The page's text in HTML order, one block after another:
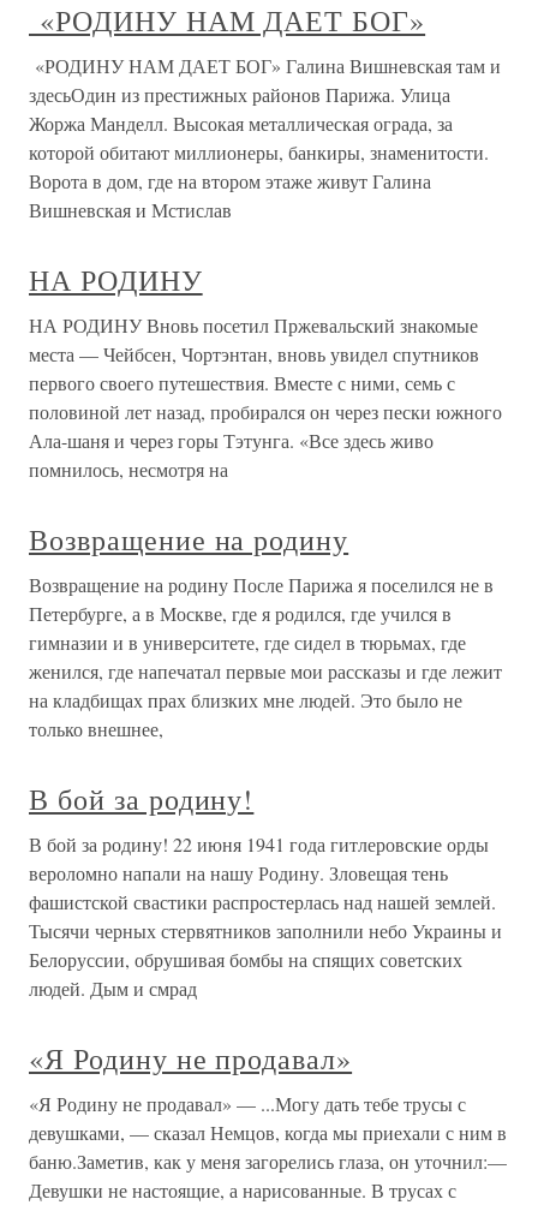
«РОДИНУ НАМ ДАЕТ БОГ»
«РОДИНУ НАМ ДАЕТ БОГ» Галина Вишневская там и
здесьОдин из престижных районов Парижа. Улица
Жоржа Манделл. Высокая металлическая ограда, за
которой обитают миллионеры, банкиры, знаменитости.
Ворота в дом, где на втором этаже живут Галина
Вишневская и Мстислав
НА РОДИНУ
НА РОДИНУ Вновь посетил Пржевальский знакомые
места — Чейбсен, Чортэнтан, вновь увидел спутников
первого своего путешествия. Вместе с ними, семь с
половиной лет назад, пробирался он через пески южного
Ала-шаня и через горы Тэтунга. «Все здесь живо
помнилось, несмотря на
Возвращение на родину
Возвращение на родину После Парижа я поселился не в
Петербурге, а в Москве, где я родился, где учился в
гимназии и в университете, где сидел в тюрьмах, где
женился, где напечатал первые мои рассказы и где лежит
на кладбищах прах близких мне людей. Это было не
только внешнее,
В бой за родину!
В бой за родину! 22 июня 1941 года гитлеровские орды
вероломно напали на нашу Родину. Зловещая тень
фашистской свастики распростерлась над нашей землей.
Тысячи черных стервятников заполнили небо Украины и
Белоруссии, обрушивая бомбы на спящих советских
людей. Дым и смрад
«Я Родину не продавал»
«Я Родину не продавал» — ...Могу дать тебе трусы с
девушками, — сказал Немцов, когда мы приехали с ним в
баню.Заметив, как у меня загорелись глаза, он уточнил:—
Девушки не настоящие, а нарисованные. В трусах с